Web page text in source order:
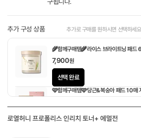
추가 구성 상품 추가로 구매를 원하시면 선택하세요
🌾함께구매템🌾라이스 브라이트닝 패드
7,900원
선택 완료
🩷함께구매템🩷당근&복숭아 패드 10매
로열허니 프로폴리스 인리치 토너+ 에멀전